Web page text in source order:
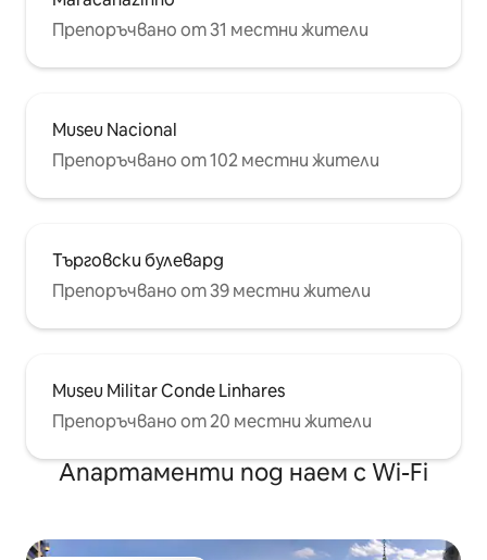
Препоръчвано от 31 местни жители
Museu Nacional
Препоръчвано от 102 местни жители
Търговски булевард
Препоръчвано от 39 местни жители
Museu Militar Conde Linhares
Препоръчвано от 20 местни жители
Апартаменти под наем с Wi-Fi